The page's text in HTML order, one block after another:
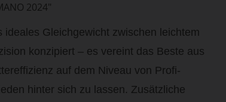
2024"
Gleichgewicht zwischen leichtem
konzipiert – es vereint das Beste aus
auf dem Niveau von Profi-
hinter sich zu lassen. Zusätzliche